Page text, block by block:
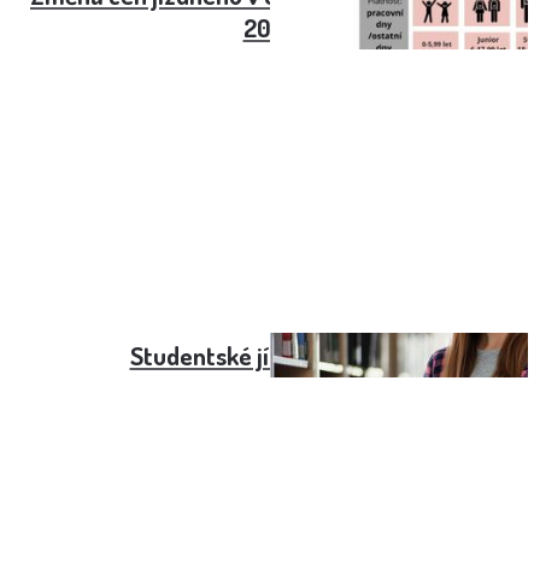
2023
Studentské jízdné do 18 let